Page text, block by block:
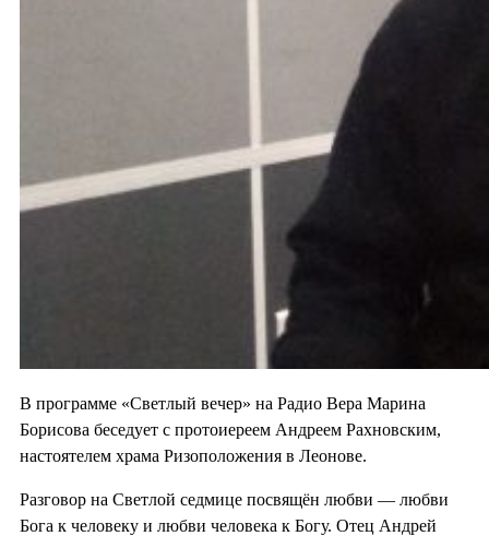
В программе «Светлый вечер» на Радио Вера Марина
Борисова беседует с протоиереем Андреем Рахновским,
настоятелем храма Ризоположения в Леонове.
Разговор на Светлой седмице посвящён любви — любви
Бога к человеку и любви человека к Богу. Отец Андрей